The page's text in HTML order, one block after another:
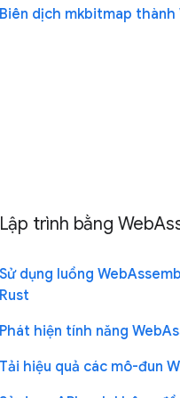
Biên dịch mkbitmap thành
Lập trình bằng
Sử dụng luồng
Rust
Phát hiện tính năng
Tải hiệu quả các mô-đun